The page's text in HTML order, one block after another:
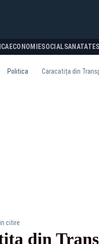
ECONOMIESOCIALSANATATE
Politica
citire
din